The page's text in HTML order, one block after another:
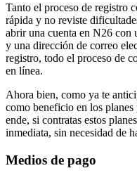
Tanto el proceso de registro
rápida y no reviste
abrir una cuenta en N26
y una dirección de correo
registro, todo el proceso de
en línea.
Ahora bien, como ya te
como beneficio en los
ende, si contratas estos
inmediata, sin necesidad de
Medios de pago